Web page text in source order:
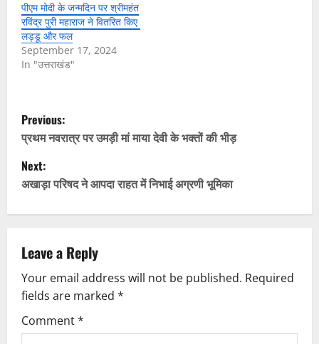
पीएम मोदी के जन्मदिन पर श्रीमहंत
रविंद्र पुरी महाराज ने वितरित किए
लड्डू और फल
September 17, 2024
In "उत्तराखंड"
P
o
s
a
v
i
Previous:
प्रथम नवरात्र पर उमड़ी मां माया देवी के भक्तों की भीड़
Next:
अखाड़ा परिषद ने आपदा राहत में निभाई अग्रणी भूमिका
Leave a Reply
Your email address will not be published. Required
fields are marked *
Comment*